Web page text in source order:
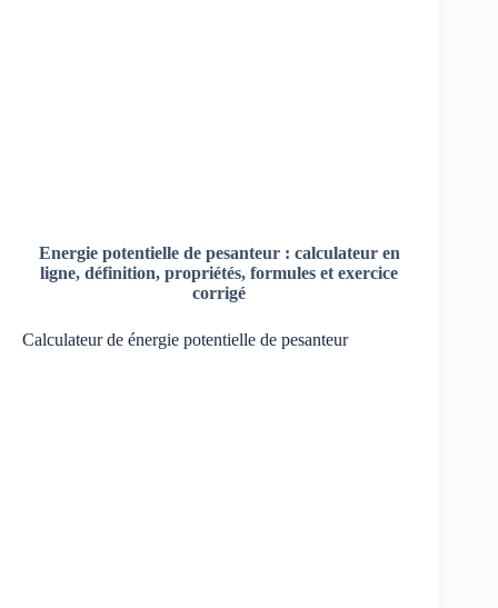
Energie potentielle de pesanteur : calculateur en
ligne, définition, propriétés, formules et exercice
corrigé
Calculateur de énergie potentielle de pesanteur